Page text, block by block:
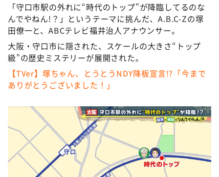
ＬＩＦＥ～夢のカタチ～
新婚さんいらっしゃい！
ポツンと一軒家
ザキ山小屋本館
ぺこぱのまるスポ
「守口市駅の外れに“時代のトップ”が降臨してるのな
んでやねん!？」というテーマに挑んだ、A.B.C-Zの塚
田僚一と、ABCテレビ福井治人アナウンサー。
大阪・守口市に隠された、スケールの大きさ“トップ
級”の歴史ミステリーが展開された。
【TVer】塚ちゃん、とうとうNDY降板宣言!?「今まで
ありがとうございました！」